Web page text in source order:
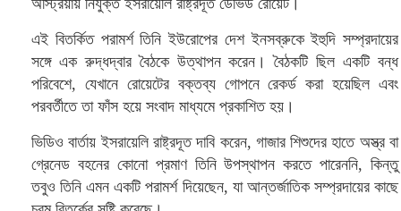
অস্ট্রিয়ায় নিযুক্ত ইসরায়েলি রাষ্ট্রদূত ডেভিড রোয়েট।
এই বিতর্কিত পরামর্শ তিনি ইউরোপের দেশ ইনসব্রুকে ইহুদি সম্প্রদায়ের
সঙ্গে এক রুদ্ধদ্বার বৈঠকে উত্থাপন করেন। বৈঠকটি ছিল একটি বন্ধ
পরিবেশে, যেখানে রোয়েটের বক্তব্য গোপনে রেকর্ড করা হয়েছিল এবং
পরবর্তীতে তা ফাঁস হয়ে সংবাদ মাধ্যমে প্রকাশিত হয়।
ভিডিও বার্তায় ইসরায়েলি রাষ্ট্রদূত দাবি করেন, গাজার শিশুদের হাতে অস্ত্র বা
গ্রেনেড বহনের কোনো প্রমাণ তিনি উপস্থাপন করতে পারেননি, কিন্তু
তবুও তিনি এমন একটি পরামর্শ দিয়েছেন, যা আন্তর্জাতিক সম্প্রদায়ের কাছে